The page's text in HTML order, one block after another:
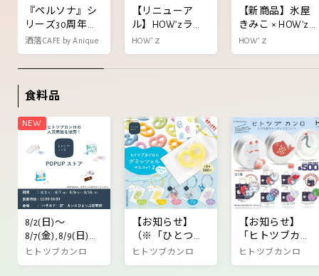
『ペルソナ』シ
リーズ30周年を
記念し、東急プ
画の開催が決
洒落CAFE by Anique
【リニューア
ル】HOW’zラン
チ定食が新登
HOW’ｚ
【新商品】氷屋
きみこ × HOW’z
コラボレーショ
HOW’ｚ
食料品
8/2(日)～
8/7(金),8/9(日)～
8/16(日) ハラカド
3F「ヒトツブカ
ヒトツブカンロ
【お知らせ】
（※「ひとつぶ
研究所」販売終
了）「ヒトツブ
ヒトツブカンロ
【お知らせ】
「ヒトツブカン
ロ 小さな缶キャ
ンディマスコッ
ヒトツブカンロ